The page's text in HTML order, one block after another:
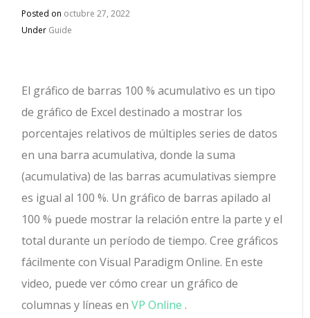
Posted on octubre 27, 2022
Under Guide
El gráfico de barras 100 % acumulativo es un tipo
de gráfico de Excel destinado a mostrar los
porcentajes relativos de múltiples series de datos
en una barra acumulativa, donde la suma
(acumulativa) de las barras acumulativas siempre
es igual al 100 %. Un gráfico de barras apilado al
100 % puede mostrar la relación entre la parte y el
total durante un período de tiempo. Cree gráficos
fácilmente con Visual Paradigm Online. En este
video, puede ver cómo crear un gráfico de
columnas y líneas enVP Online .